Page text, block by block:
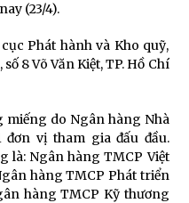
(23/4).
Phát hành và Kho quỹ,
8 Võ Văn Kiệt, TP. Hồ Chí
miếng do Ngân hàng Nhà
đơn vị tham gia đấu đầu.
là: Ngân hàng TMCP Việt
hàng TMCP Phát triển
hàng TMCP Kỹ thương